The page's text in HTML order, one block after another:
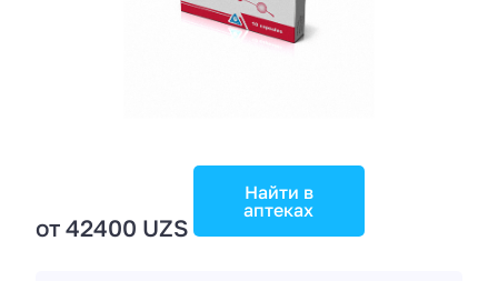
от 42400 UZS
Найти в
аптеках